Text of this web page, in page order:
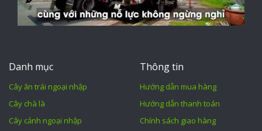
Danh mục
Cây ăn trái ngoại nhập
Cây chà là
Cây cảnh ngoại nhập
Thông tin
Hướng dẫn mua hàng
Hướng dẫn thanh toán
Chính sách giao hàng